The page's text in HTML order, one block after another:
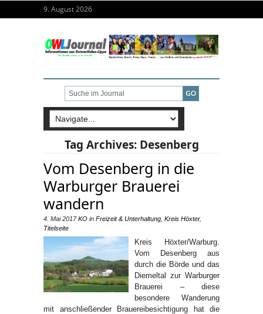
9. August 2026
Tag Archives: Desenberg
Vom Desenberg in die
Warburger Brauerei
wandern
4. Mai 2017 KO in Freizeit & Unterhaltung Kreis Höxter,
Titelseite
Kreis Höxter/Warburg.
Vom Desenberg aus
durch die Börde und das
Diemeltal zur Warburger
Brauerei – diese
besondere Wanderung
mit anschließender Brauereibesichtigung hat die